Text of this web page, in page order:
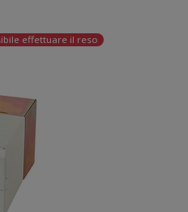
effettuare il reso